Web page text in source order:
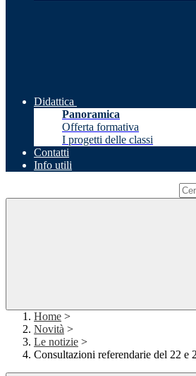
Didattica
Panoramica
Offerta formativa
I progetti delle classi
Contatti
Info utili
Home >
Novità >
Le notizie >
Consultazioni referendarie del 22 e